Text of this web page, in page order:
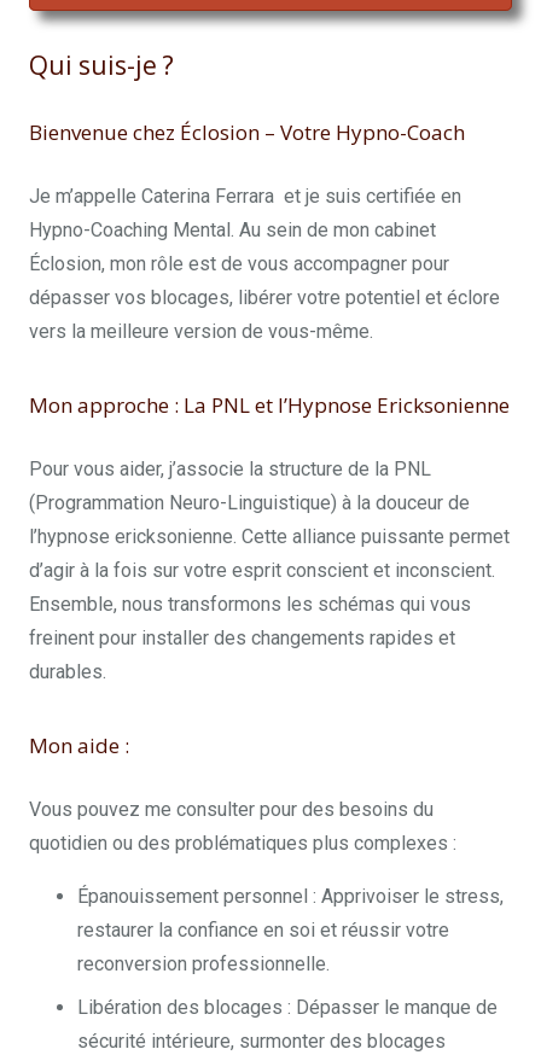
Qui suis-je ?
Bienvenue chez Éclosion – Votre Hypno-Coach
Je m’appelle Caterina Ferrara et je suis certifiée en
Hypno-Coaching Mental. Au sein de mon cabinet
Éclosion, mon rôle est de vous accompagner pour
dépasser vos blocages, libérer votre potentiel et éclore
vers la meilleure version de vous-même.
Mon approche : La PNL et l’Hypnose Ericksonienne
Pour vous aider, j’associe la structure de la PNL
(Programmation Neuro-Linguistique) à la douceur de
l’hypnose ericksonienne. Cette alliance puissante permet
d’agir à la fois sur votre esprit conscient et inconscient.
Ensemble, nous transformons les schémas qui vous
freinent pour installer des changements rapides et
durables.
Mon aide :
Vous pouvez me consulter pour des besoins du
quotidien ou des problématiques plus complexes :
Épanouissement personnel : Apprivoiser le stress,
restaurer la confiance en soi et réussir votre
reconversion professionnelle.
Libération des blocages : Dépasser le manque de
sécurité intérieure, surmonter des blocages